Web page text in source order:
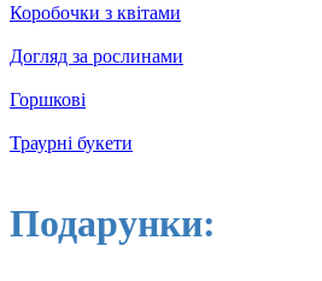
Коробочки з квітами
Догляд за рослинами
Горшкові
Траурні букети
Подарунки: